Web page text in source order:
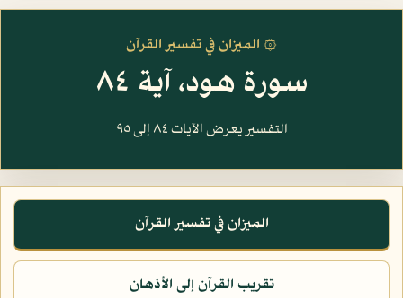
۞ الميزان في تفسير القرآن
سورة هود، آية ٨٤
التفسير يعرض الآيات ٨٤ إلى ٩٥
الميزان في تفسير القرآن
تقريب القرآن إلى الأذهان